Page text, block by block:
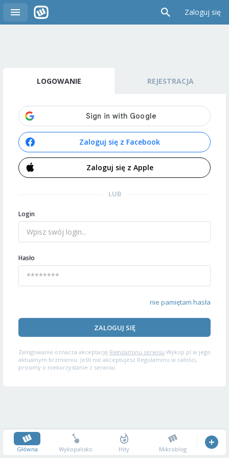
Zaloguj się
LOGOWANIE REJESTRACJA
Zaloguj się z Facebook
Zaloguj się z Apple
LUB
Login
Hasło
nie pamiętam hasła
ZALOGUJ SIĘ
Zalogowanie oznacza akceptację Regulaminu serwisu Wykop.pl w jego
aktualnym brzmieniu. Jeśli nie akceptujesz Regulaminu w całości,
prosimy o niekorzystanie z serwisu.
Główna Wykopalisko Hity Mikroblog